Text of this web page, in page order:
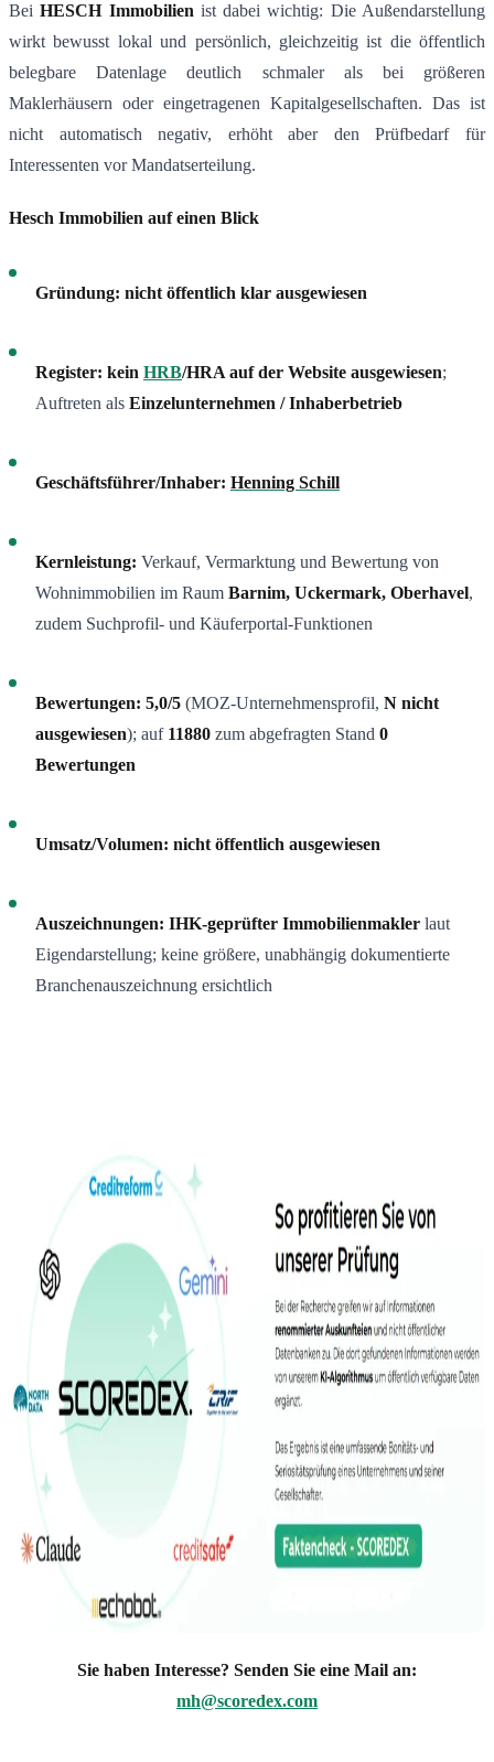
BeiHESCH Immobilien ist dabei wichtig: Die Außendarstellung
wirkt bewusst lokal und persönlich, gleichzeitig ist die öffentlich
belegbare Datenlage deutlich schmaler als bei größeren
Maklerhäusern oder eingetragenen Kapitalgesellschaften. Das ist
nicht automatisch negativ, erhöht aber den Prüfbedarf für
Interessenten vor Mandatserteilung.
Hesch Immobilien auf einen Blick
Gründung: nicht öffentlich klar ausgewiesen
Register: kein HRB/HRA auf der Website ausgewiesen;
Auftreten als Einzelunternehmen / Inhaberbetrieb
Geschäftsführer/Inhaber: Henning Schill
Kernleistung: Verkauf, Vermarktung und Bewertung von
Wohnimmobilien im Raum Barnim, Uckermark, Oberhavel,
zudem Suchprofil- und Käuferportal-Funktionen
Bewertungen: 5,0/5 (MOZ-Unternehmensprofil, N nicht
ausgewiesen); auf 11880 zum abgefragten Stand 0
Bewertungen
Umsatz/Volumen: nicht öffentlich ausgewiesen
Auszeichnungen: IHK-geprüfter Immobilienmakler laut
Eigendarstellung; keine größere, unabhängig dokumentierte
Branchenauszeichnung ersichtlich
Sie haben Interesse? Senden Sie eine Mail an:
mh@scoredex.com